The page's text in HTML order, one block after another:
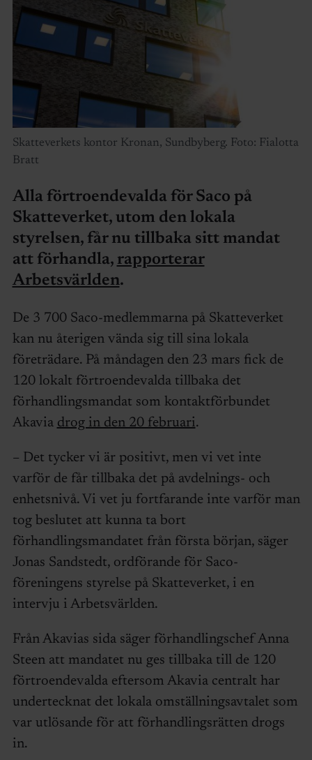
Skatteverkets kontor Kronan, Sundbyberg. Foto: Fialotta
Bratt
Alla förtroendevalda för Saco på
Skatteverket, utom den lokala
styrelsen, får nu tillbaka sitt mandat
att förhandla, rapporterar
Arbetsvärlden.
De 3 700 Saco-medlemmarna på Skatteverket
kan nu återigen vända sig till sina lokala
företrädare. På måndagen den 23 mars fick de
120 lokalt förtroendevalda tillbaka det
förhandlingsmandat som kontaktförbundet
Akavia drog in den 20 februari.
– Det tycker vi är positivt, men vi vet inte
varför de får tillbaka det på avdelnings- och
enhetsnivå. Vi vet ju fortfarande inte varför man
tog beslutet att kunna ta bort
förhandlingsmandatet från första början, säger
Jonas Sandstedt, ordförande för Saco-
föreningens styrelse på Skatteverket, i en
intervju i Arbetsvärlden.
Från Akavias sida säger förhandlingschef Anna
Steen att mandatet nu ges tillbaka till de 120
förtroendevalda eftersom Akavia centralt har
undertecknat det lokala omställningsavtalet som
var utlösande för att förhandlingsrätten drogs
in.